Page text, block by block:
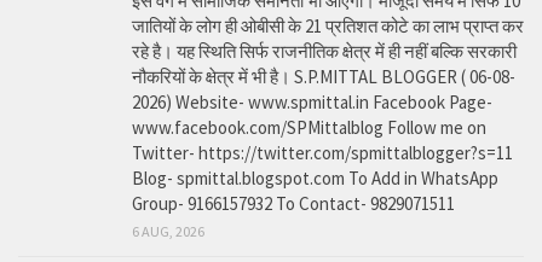
जातियों के लोग ही ओबीसी के 21 प्रतिशत कोटे का लाभ प्राप्त कर
रहे है। यह स्थिति सिर्फ राजनीतिक क्षेत्र में ही नहीं बल्कि सरकारी
नौकरियों के क्षेत्र में भी है। S.P.MITTAL BLOGGER ( 06-08-
2026) Website- www.spmittal.in Facebook Page-
www.facebook.com/SPMittalblog Follow me on
Twitter- https://twitter.com/spmittalblogger?s=11
Blog- spmittal.blogspot.com To Add in WhatsApp
Group- 9166157932 To Contact- 9829071511
6 AUG, 2026